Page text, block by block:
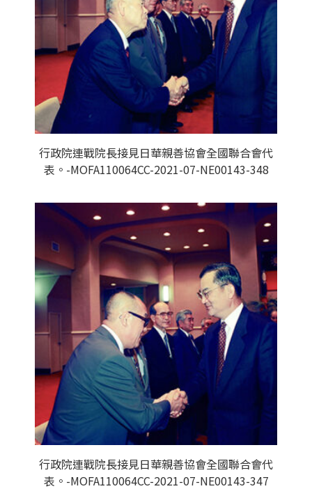
行政院連戰院長接見日華親善協會全國聯合會代
表。-MOFA110064CC-2021-07-NE00143-348
行政院連戰院長接見日華親善協會全國聯合會代
表。-MOFA110064CC-2021-07-NE00143-347